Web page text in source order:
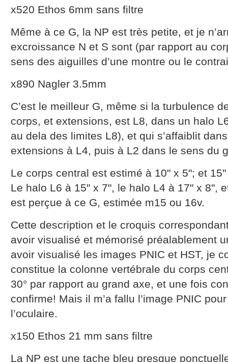
x520 Ethos 6mm sans filtre
Même à ce G, la NP est très petite, et je
excroissance N et S sont (par rapport au
sens des aiguilles d’une montre ou le
x890 Nagler 3.5mm
C’est le meilleur G, même si la turbulence
corps, et extensions, est L8, dans un halo
au dela des limites L8), et qui s’affaiblit
extensions à L4, puis à L2 dans le sens du
Le corps central est estimé à 10" x 5"; et
Le halo L6 à 15" x 7", le halo L4 à 17" x 8",
est perçue à ce G, estimée m15 ou 16v.
Cette description et le croquis
avoir visualisé et mémorisé préalablement
avoir visualisé les images PNIC et HST, je
constitue la colonne vertébrale du corps
30° par rapport au grand axe, et une fois
confirme! Mais il m’a fallu l’image PNIC
l’oculaire.
x150 Ethos 21 mm sans filtre
La NP est une tache bleu presque